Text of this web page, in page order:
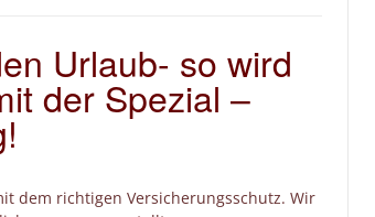
Urlaub- so wird
der Spezial –
dem richtigen Versicherungsschutz. Wir